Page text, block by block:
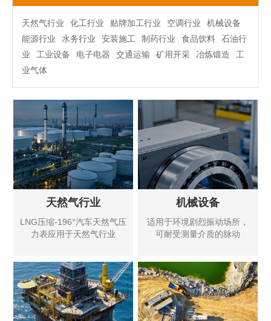
天然气行业 化工行业 贴牌加工行业 空调行业
机械设备
能源行业
水务行业 安装施工 制药行业 食品饮料
石油行
业
工业设备 电子电器 交通运输 矿用开采 冶炼锻造
工
业气体
天然气行业
LNG压缩-196°汽车天然气压
力表应用于天然气行业
机械设备
适用于环境剧烈振动场所，
可耐受测量介质的脉动